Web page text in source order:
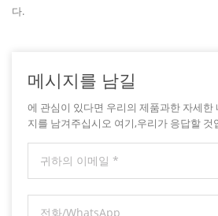
다.
메시지를 남길
에 관심이 있다면 우리의 제품과한 자세한
지를 남겨주십시오 여기,우리가 응답할 것